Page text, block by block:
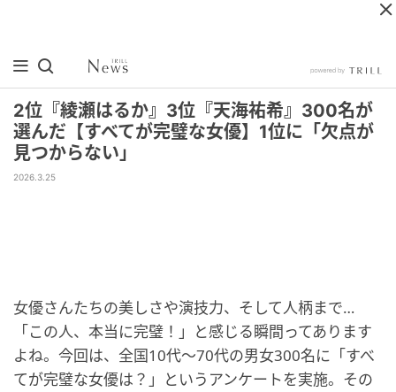
2位『綾瀬はるか』3位『天海祐希』300名が
選んだ【すべてが完璧な女優】1位に「欠点が
見つからない」
2026.3.25
女優さんたちの美しさや演技力、そして人柄まで…
「この人、本当に完璧！」と感じる瞬間ってあります
よね。今回は、全国10代〜70代の男女300名に「すべ
てが完璧な女優は？」というアンケートを実施。その